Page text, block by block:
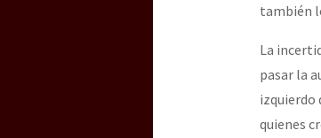
también
La
pasar la
izquierdo
quienes